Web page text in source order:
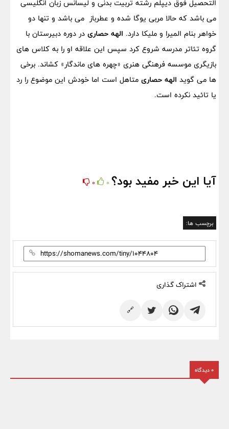
التحصیل فوق دیپلم رشته تربیت بدنی و لیسانس زبان انگلیسی
می باشد که حالا مربی یوگا شده و عطرباز می باشد و تنها دو
خواهر بنام المیرا و ملیکا دارد. الهه حصاری در دوره دبیرستان با
گروه تئاتر مدرسه شروع کرد سپس این علاقه او را به کلاس های
بازیگری موسسه فرهنگی هنری «چهره های ماندگار» کشاند. برخی
ها می گوید الهه حصاری متاهل است اما خودش این موضوع را رد
یا تائید نکرده است.
آیا این خبر مفید بود؟ 0
0
برچسب ها:
اشتراک گذاری
🔗
0 دیدگاه